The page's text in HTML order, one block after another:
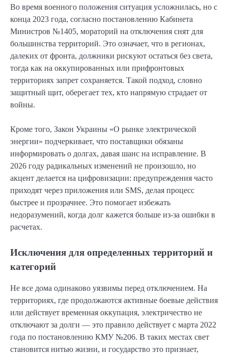
Во время военного положения ситуация усложнилась, но с
конца 2023 года, согласно постановлению Кабинета
Министров №1405, мораторий на отключения снят для
большинства территорий. Это означает, что в регионах,
далеких от фронта, должники рискуют остаться без света,
тогда как на оккупированных или прифронтовых
территориях запрет сохраняется. Такой подход, словно
защитный щит, оберегает тех, кто напрямую страдает от
войны.
Кроме того, Закон Украины «О рынке электрической
энергии» подчеркивает, что поставщики обязаны
информировать о долгах, давая шанс на исправление. В
2026 году радикальных изменений не произошло, но
акцент делается на цифровизации: предупреждения часто
приходят через приложения или SMS, делая процесс
быстрее и прозрачнее. Это помогает избежать
недоразумений, когда долг кажется больше из-за ошибки в
расчетах.
Исключения для определенных территорий и
категорий
Не все дома одинаково уязвимы перед отключением. На
территориях, где продолжаются активные боевые действия
или действует временная оккупация, электричество не
отключают за долги — это правило действует с марта 2022
года по постановлению КМУ №206. В таких местах свет
становится нитью жизни, и государство это признает,